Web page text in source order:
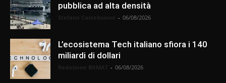
pubblica ad alta densità
- 06/08/2026
L’ecosistema Tech italiano sfiora i 140
miliardi di dollari
- 06/08/2026